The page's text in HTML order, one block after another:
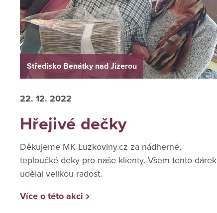
Středisko Benátky nad Jizerou
22. 12. 2022
Hřejivé dečky
Děkujeme MK Luzkoviny.cz za nádherné,
teploučké deky pro naše klienty. Všem tento dárek
udělal velikou radost.
Více o této akci